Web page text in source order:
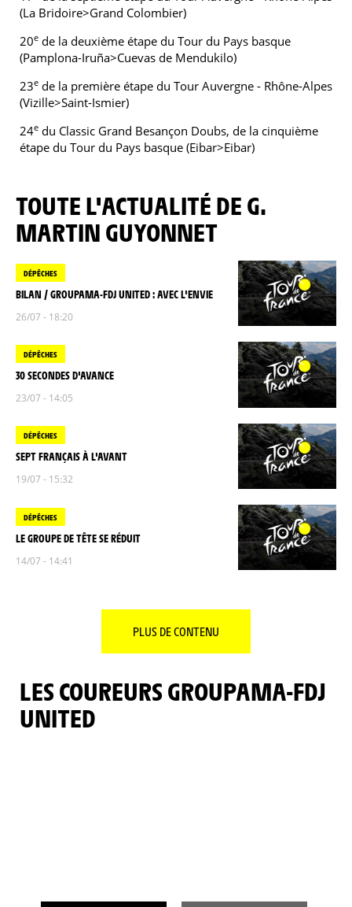
(La Bridoire>Grand Colombier)
20e de la deuxième étape du Tour du Pays basque
(Pamplona-Iruña>Cuevas de Mendukilo)
23e de la première étape du Tour Auvergne - Rhône-Alpes
(Vizille>Saint-Ismier)
24e du Classic Grand Besançon Doubs, de la cinquième
étape du Tour du Pays basque (Eibar>Eibar)
TOUTE L'ACTUALITÉ DE G.
MARTIN GUYONNET
DÉPÊCHES
BILAN / GROUPAMA-FDJ UNITED : AVEC L'ENVIE
26/07 - 18:20
DÉPÊCHES
30 SECONDES D'AVANCE
23/07 - 14:05
DÉPÊCHES
SEPT FRANÇAIS À L'AVANT
19/07 - 15:32
DÉPÊCHES
LE GROUPE DE TÊTE SE RÉDUIT
14/07 - 14:41
PLUS DE CONTENU
LES COUREURS GROUPAMA-FDJ
UNITED